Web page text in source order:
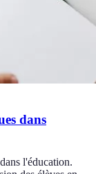
dans
l'éducation.